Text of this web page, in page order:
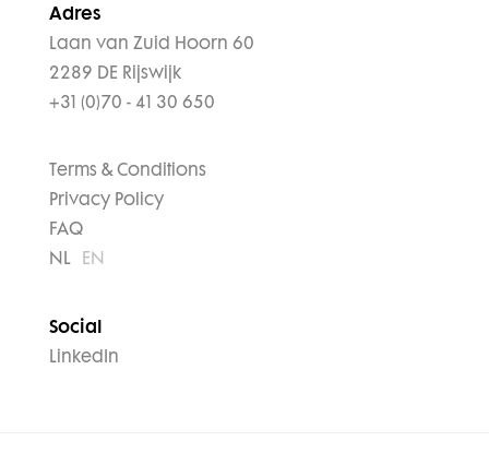
Adres
Laan van Zuid Hoorn 60
2289 DE Rijswijk
+31 (0)70 - 41 30 650
Terms & Conditions
Privacy Policy
FAQ
NL
EN
Social
LinkedIn